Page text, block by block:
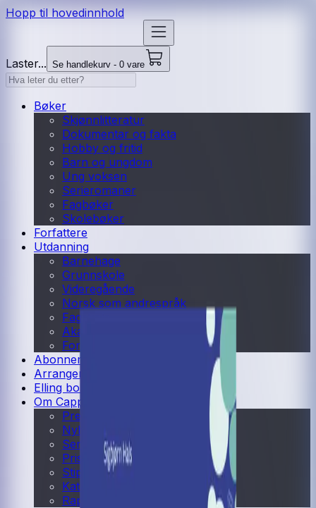
Hopp til hovedinnhold
Laster... Se handlekurv - 0 vare
Bøker
Skjønnlitteratur
Dokumentar og fakta
Hobby og fritid
Barn og ungdom
Ung voksen
Serieromaner
Fagbøker
Skolebøker
Forfattere
Utdanning
Barnehage
Grunnskole
Videregående
Norsk som andrespråk
Fagskole
Akademisk
Forskning
Abonnement
Arrangementer
Elling bokkafé
Om Cappelen Damm
Presse
Nyhetsbrev
Send inn manus
Priser og nominasjoner
Stipender og minnepriser
Kataloger
Rapport 2025